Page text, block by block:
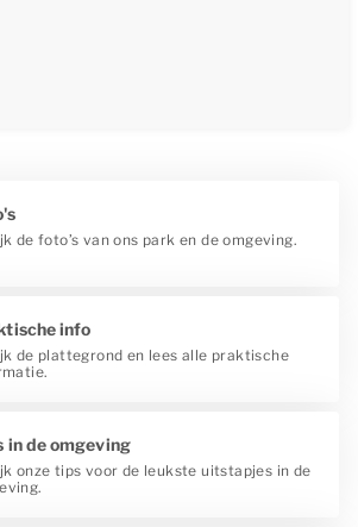
de foto’s van ons park en de omgeving.
info
de plattegrond en lees alle praktische
in de omgeving
onze tips voor de leukste uitstapjes in de